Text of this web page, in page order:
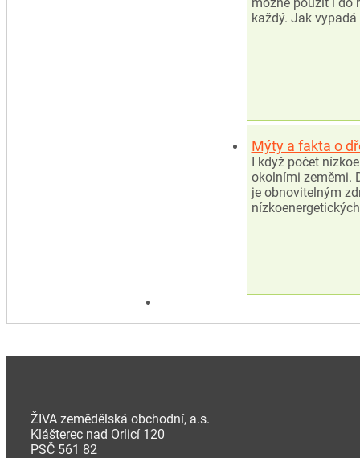
každý. Jak
Mýty a fakta o
I když počet
okolními zeměmi.
je obnovitelným
ŽIVA zemědělská obchodní, a.s.
Klášterec nad Orlicí 120
PSČ 561 82